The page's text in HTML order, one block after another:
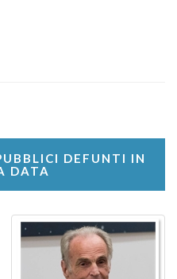
DEFUNTI IN
DATA